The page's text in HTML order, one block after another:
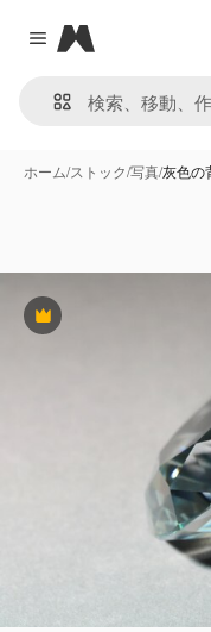
Close menu
Magnific
ホーム/ストック/写真/灰色の
Premium